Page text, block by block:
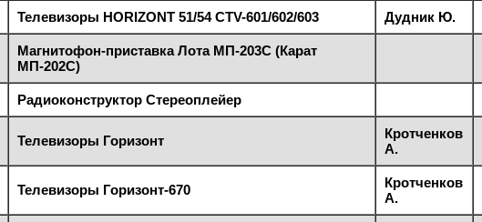
Телевизоры HORIZONT 51/54 CTV-601/602/603 Дудник Ю.
Магнитофон-приставка Лота МП-203С (Карат
МП-202С)
Радиоконструктор Стереоплейер
Телевизоры Горизонт
Кротченков
А.
Телевизоры Горизонт-670
Кротченков
А.